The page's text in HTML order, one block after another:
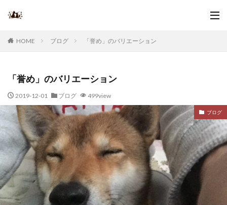
HOME ブログ 「誉め」のバリエーション
「誉め」のバリエーション
2019-12-01 ブログ 499view
ブログ